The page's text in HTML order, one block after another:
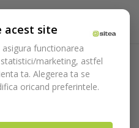
acest site
functionarea
marketing, astfel
ta. Alegerea ta se
oricand preferintele.
parodontologie si
modelare/compozit
4